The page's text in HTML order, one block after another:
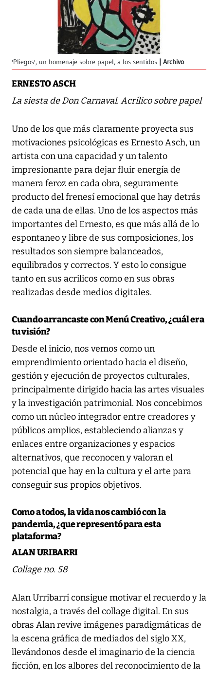
'Pliegos', un homenaje sobre papel, a los sentidos Archivo
ERNESTO ASCH
La siesta de Don Carnaval. Acrílico sobre papel
Uno de los que más claramente proyecta sus
motivaciones psicológicas es Ernesto Asch, un
artista con una capacidad y un talento
impresionante para dejar fluir energía de
manera feroz en cada obra, seguramente
producto del frenesí emocional que hay detrás
de cada una de ellas. Uno de los aspectos más
importantes del Ernesto, es que más allá de lo
espontaneo y libre de sus composiciones, los
resultados son siempre balanceados,
equilibrados y correctos. Y esto lo consigue
tanto en sus acrílicos como en sus obras
realizadas desde medios digitales.
Cuando arrancaste con Menú Creativo, ¿cuál era
tu visión?
Desde el inicio, nos vemos como un
emprendimiento orientado hacia el diseño,
gestión y ejecución de proyectos culturales,
principalmente dirigido hacia las artes visuales
y la investigación patrimonial. Nos concebimos
como un núcleo integrador entre creadores y
públicos amplios, estableciendo alianzas y
enlaces entre organizaciones y espacios
alternativos, que reconocen y valoran el
potencial que hay en la cultura y el arte para
conseguir sus propios objetivos.
Como a todos, la vida nos cambió con la
pandemia, ¿que representó para esta
plataforma?
ALAN URIBARRI
Collage no. 58
Alan Urribarrí consigue motivar el recuerdo y la
nostalgia, a través del collage digital. En sus
obras Alan revive imágenes paradigmáticas de
la escena gráfica de mediados del siglo XX,
llevándonos desde el imaginario de la ciencia
ficción, en los albores del reconocimiento de la